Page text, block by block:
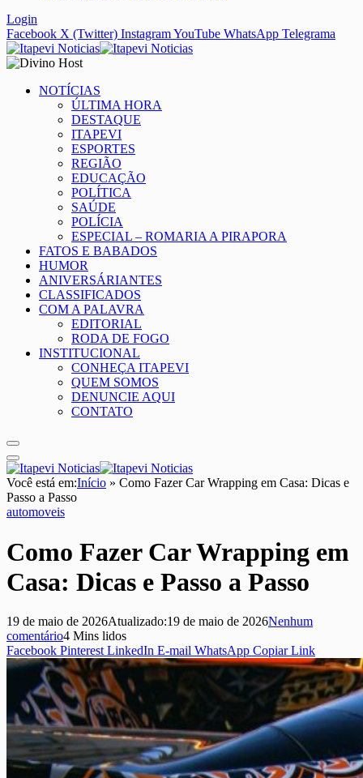
Login
Facebook X (Twitter) InstagramYouTube WhatsApp Telegrama
NOTÍCIAS
ÚLTIMA HORA
DESTAQUE
ITAPEVI
ESPORTES
REGIÃO
EDUCAÇÃO
POLÍTICA
SAÚDE
POLÍCIA
ESPECIAL – ROMARIA A PIRAPORA
FATOS E BABADOS
HUMOR
ANIVERSÁRIANTES
CLASSIFICADOS
COM A PALAVRA
EDITORIAL
RODA DE FOGO
INSTITUCIONAL
CONHEÇA ITAPEVI
QUEM SOMOS
DENUNCIE AQUI
CONTATO
Você está em:Início » Como Fazer Car Wrapping em Casa: Dicas e
Passo a Passo
automoveis
Como Fazer Car Wrapping em
Casa: Dicas e Passo a Passo
19 de maio de 2026Atualizado:19 de maio de 2026Nenhum
comentário4 Mins lidos
Facebook Pinterest LinkedIn E-mail WhatsApp Copiar Link